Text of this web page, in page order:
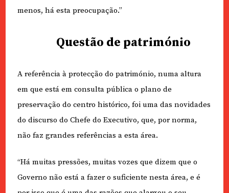
menos, há esta preocupação.”
Questão de património
A referência à protecção do património, numa altura
em que está em consulta pública o plano de
preservação do centro histórico, foi uma das novidades
do discurso do Chefe do Executivo, que, por norma,
não faz grandes referências a esta área.
“Há muitas pressões, muitas vozes que dizem que o
Governo não está a fazer o suficiente nesta área, e é